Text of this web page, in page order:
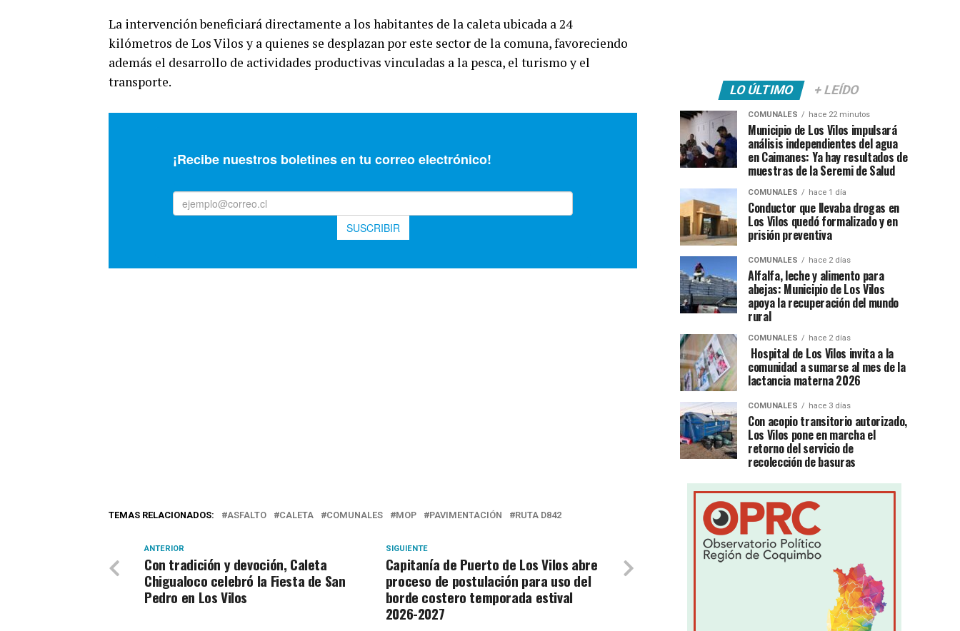
La intervención beneficiará directamente a los habitantes de la caleta ubicada a 24
kilómetros de Los Vilos y a quienes se desplazan por este sector de la comuna, favoreciendo
además el desarrollo de actividades productivas vinculadas a la pesca, el turismo y el
transporte.
TEMAS RELACIONADOS: ASFALTO CALETA COMUNALES MOP PAVIMENTACIÓN RUTA D842
SIGUIENTE
Capitanía de Puerto de Los Vilos abre
proceso de postulación para uso del
borde costero temporada estival
2026-2027
ANTERIOR
Con tradición y devoción, Caleta
Chigualoco celebró la Fiesta de San
Pedro en Los Vilos
LO ÚLTIMO + LEÍDO
COMUNALES hace 22 minutos
Municipio de Los Vilos impulsará
análisis independientes del agua
en Caimanes: Ya hay resultados de
muestras de la Seremi de Salud
COMUNALES hace 1 día
Conductor que llevaba drogas en
Los Vilos quedó formalizado y en
prisión preventiva
COMUNALES hace 2 días
Alfalfa, leche y alimento para
abejas: Municipio de Los Vilos
apoya la recuperación del mundo
rural
COMUNALES hace 2 días
Hospital de Los Vilos invita a la
comunidad a sumarse al mes de la
lactancia materna 2026
COMUNALES hace 3 días
Con acopio transitorio autorizado,
Los Vilos pone en marcha el
retorno del servicio de
recolección de basuras